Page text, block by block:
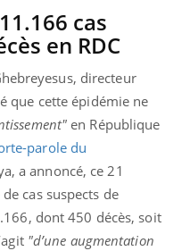
cas
en RDC
directeur
que cette épidémie ne
en République
parole du
a annoncé, ce 21
cas suspects de
dont 450 décès, soit
"d’une augmentation